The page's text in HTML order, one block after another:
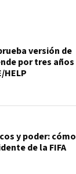
versión de
por tres años
HELP
y poder: cómo
de la FIFA